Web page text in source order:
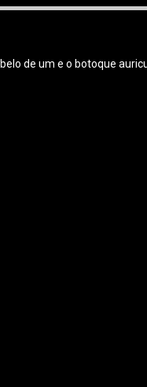
de um e o botoque